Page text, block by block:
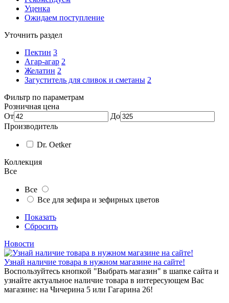
Уценка
Ожидаем поступление
Уточнить раздел
Пектин 3
Агар-агар 2
Желатин 2
Загуститель для сливок и сметаны 2
Фильтр по параметрам
Розничная цена
От
До
Производитель
Dr. Oetker
Коллекция
Все
Все
Все для зефира и зефирных цветов
Показать
Сбросить
Новости
Узнай наличие товара в нужном магазине на сайте!
Воспользуйтесь кнопкой "Выбрать магазин" в шапке сайта и
узнайте актуальное наличие товара в интересующем Вас
магазине: на Чичерина 5 или Гагарина 26!